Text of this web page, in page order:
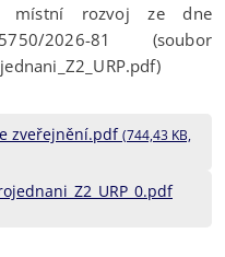
místní rozvoj ze dne
2026-81 (soubor
zveřejnění.pdf (744,43 KB,